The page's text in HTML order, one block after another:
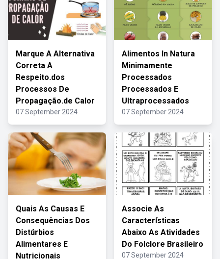
Marque A Alternativa
Correta A
Respeito.dos
Processos De
Propagação.de Calor
07 September 2024
Alimentos In Natura
Minimamente
Processados
Processados E
Ultraprocessados
07 September 2024
Quais As Causas E
Consequências Dos
Distúrbios
Alimentares E
Nutricionais
Associe As
Características
Abaixo As Atividades
Do Folclore Brasileiro
07 September 2024